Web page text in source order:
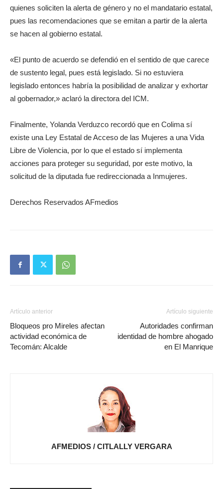
quienes soliciten la alerta de género y no el mandatario estatal,
pues las recomendaciones que se emitan a partir de la alerta
se hacen al gobierno estatal.
«El punto de acuerdo se defendió en el sentido de que carece
de sustento legal, pues está legislado. Si no estuviera
legislado entonces habría la posibilidad de analizar y exhortar
al gobernador,» aclaró la directora del ICM.
Finalmente, Yolanda Verduzco recordó que en Colima sí
existe una Ley Estatal de Acceso de las Mujeres a una Vida
Libre de Violencia, por lo que el estado sí implementa
acciones para proteger su seguridad, por este motivo, la
solicitud de la diputada fue redireccionada a Inmujeres.
Derechos Reservados AFmedios
Artículo anterior
Bloqueos pro Mireles afectan
actividad económica de
Tecomán: Alcalde
Artículo siguiente
Autoridades confirman
identidad de hombre ahogado
en El Manrique
AFMEDIOS / CITLALLY VERGARA